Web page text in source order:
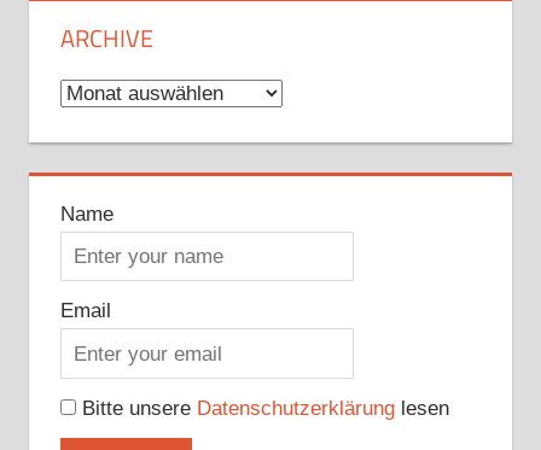
ARCHIVE
Archive
Name
Email
Bitte unsere Datenschutzerklärunglesen